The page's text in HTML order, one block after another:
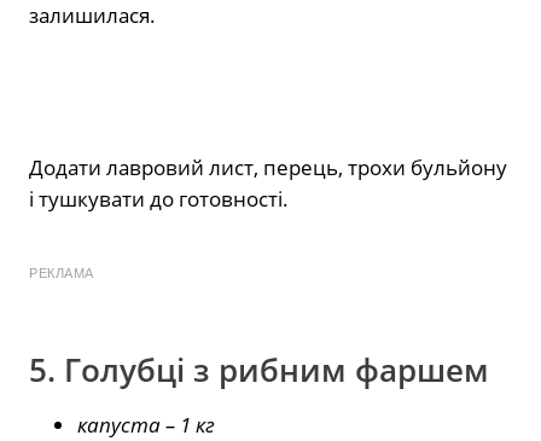
залишилася.
Додати лавровий лист, перець, трохи бульйону
і тушкувати до готовності.
РЕКЛАМА
5. Голубці з рибним фаршем
капуста – 1 кг